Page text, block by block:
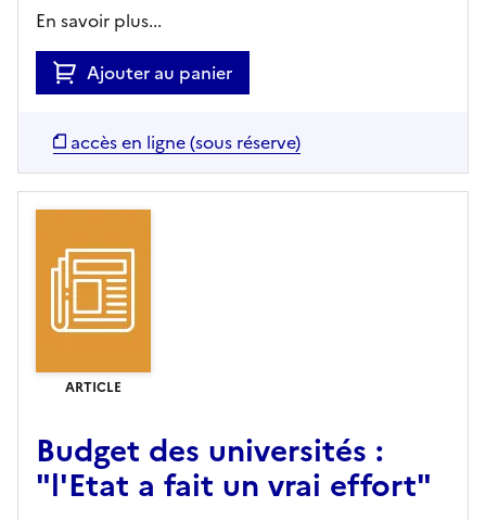
En savoir plus...
Ajouter au panier
accès en ligne (sous réserve)
ARTICLE
Budget des universités :
"l'Etat a fait un vrai effort"